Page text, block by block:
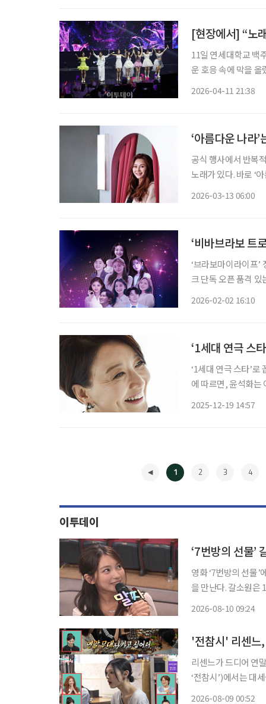
[현장에서] “노
11일 연세대학교 백
운 호응 속에 막을
2026-04-11 21:38
‘아름다운 나라
공식 행사에서 반복
노래가 있다. 바로 ‘아름다운 나라’다. 이 노래를 부
2026-03-13 06:00
‘비바브라보 트
‘브라보마이라이프
크 단독 오픈 품격 있는 시니어 문화를 지향하는 ‘비바브라보 콘서트’가 두 번째 무대를 앞두
2026-02-02 16:10
‘1세대 연극 스
‘1세대 연극 스타’
에 따르면, 윤석화는
2025-12-19 14:57
1 2 3 4
이투데이
‘7번방의 선물’
영화 ‘7번방의 선물
을 만난다. 갈소원은 10일 방송되는 KBS 2TV ‘말자쇼’에 깜짝 등장한다. 이날 방송은 ‘부모와
2026-08-10 09:24
리센느가 드디어 연말 무대에 오를 수
‘전참시’)에서는 대
2026-08-09 00:52